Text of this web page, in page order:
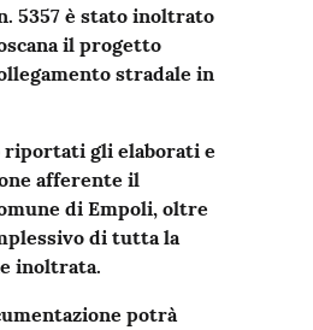
5357 è stato inoltrato
il progetto
stradale in
riportati gli elaborati e
afferente il
di Empoli, oltre
di tutta la
inoltrata.
potrà